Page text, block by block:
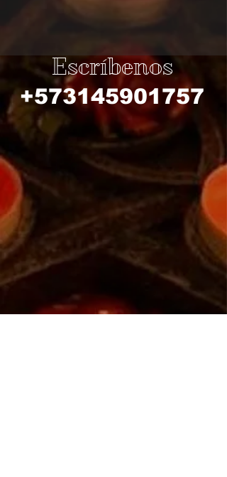
Escríbenos
+573145901757